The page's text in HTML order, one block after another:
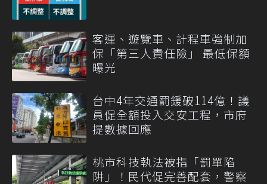
客運、遊覽車、計程車強制加
保「第三人責任險」 最低保額
曝光
台中4年交通罰鍰破114億！議
員促全額投入交安工程，市府
提數據回應
桃市科技執法被指「罰單陷
阱」！民代促完善配套，警察